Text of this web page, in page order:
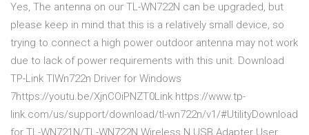
Yes, The antenna on our TL-WN722N can be upgraded, but
please keep in mind that this is a relatively small device, so
trying to connect a high power outdoor antenna may not work
due to lack of power requirements with this unit. Download
TP-Link TlWn722n Driver for Windows
7https://youtu.be/XjnCOiPNZT0Link https://www.tp-
link.com/us/support/download/tl-wn722n/v1/#UtilityDownload